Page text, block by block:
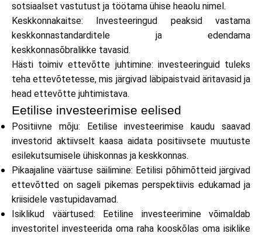
Võta meiega ühendust
Abi
Minu konto
Hankige rahastust
sotsiaalset vastutust ja töötama ühise heaolu nimel.
Keskkonnakaitse: Investeeringud peaksid vastama
keskkonnastandarditele ja edendama
keskkonnasõbralikke tavasid.
Hästi toimiv ettevõtte juhtimine: investeeringuid tuleks
teha ettevõtetesse, mis järgivad läbipaistvaid äritavasid ja
head ettevõtte juhtimistava.
Eetilise investeerimise eelised
Positiivne mõju: Eetilise investeerimise kaudu saavad
investorid aktiivselt kaasa aidata positiivsete muutuste
esilekutsumisele ühiskonnas ja keskkonnas.
Pikaajaline väärtuse säilimine: Eetilisi põhimõtteid järgivad
ettevõtted on sageli pikemas perspektiivis edukamad ja
kriisidele vastupidavamad.
Isiklikud väärtused: Eetiline investeerimine võimaldab
investoritel investeerida oma raha kooskõlas oma isiklike